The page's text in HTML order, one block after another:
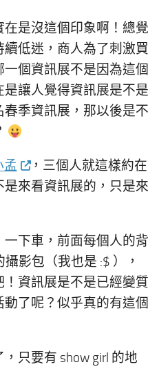
是沒這個印象啊！總覺
低迷，商人為了刺激買
個資訊展不是因為這個
讓人覺得資訊展是不是
季資訊展，那以後是不
孟
，三個人就這樣約在
來看資訊展的，只是來
下車，前面每個人的背
影包（我也是 :$ ），
資訊展是不是已經變質
了呢？似乎真的有這個
只要有 show girl 的地